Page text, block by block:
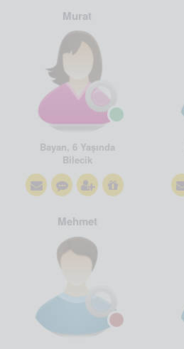
Murat
Bayan, 6 Yaşında
Bilecik
Mehmet